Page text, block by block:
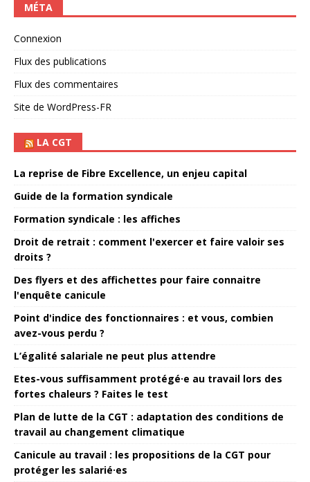
MÉTA
Connexion
Flux des publications
Flux des commentaires
Site de WordPress-FR
LA CGT
La reprise de Fibre Excellence, un enjeu capital
Guide de la formation syndicale
Formation syndicale : les affiches
Droit de retrait : comment l'exercer et faire valoir ses
droits ?
Des flyers et des affichettes pour faire connaitre
l'enquête canicule
Point d'indice des fonctionnaires : et vous, combien
avez-vous perdu ?
L’égalité salariale ne peut plus attendre
Etes-vous suffisamment protégé·e au travail lors des
fortes chaleurs ? Faites le test
Plan de lutte de la CGT : adaptation des conditions de
travail au changement climatique
Canicule au travail : les propositions de la CGT pour
protéger les salarié·es